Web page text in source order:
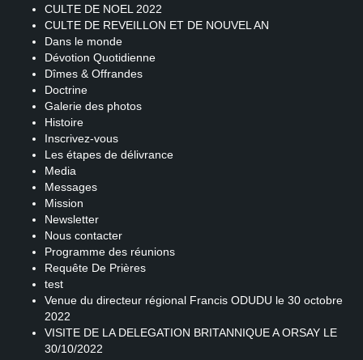
CULTE DE NOEL 2022
CULTE DE REVEILLON ET DE NOUVEL AN
Dans le monde
Dévotion Quotidienne
Dîmes & Offrandes
Doctrine
Galerie des photos
Histoire
Inscrivez-vous
Les étapes de délivrance
Media
Messages
Mission
Newsletter
Nous contacter
Programme des réunions
Requête De Prières
test
Venue du directeur régional Francis ODUDU le 30 octobre
2022
VISITE DE LA DELEGATION BRITANNIQUE A ORSAY LE
30/10/2022